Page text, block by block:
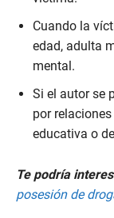
Cuando la
edad, adulta
mental.
Si el autor se
por
educativa o
Te podría
posesión de